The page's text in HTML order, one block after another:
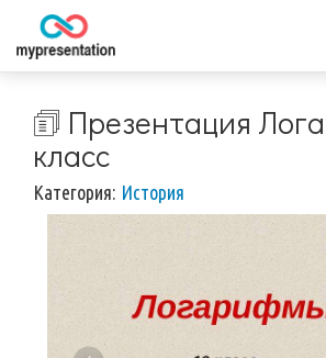
🗊 Презентация
класс
Категория: История